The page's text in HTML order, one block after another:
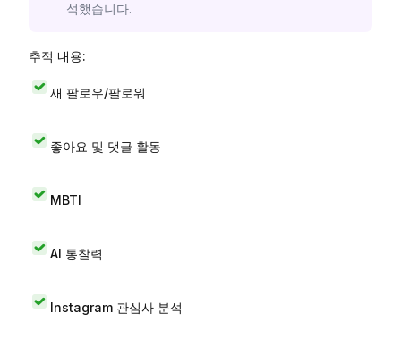
석했습니다.
추적 내용:
새 팔로우/팔로워
좋아요 및 댓글 활동
MBTI
AI 통찰력
Instagram 관심사 분석